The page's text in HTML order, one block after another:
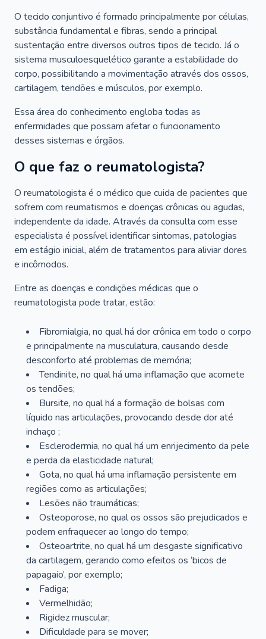
O tecido conjuntivo é formado principalmente por células,
substância fundamental e fibras, sendo a principal
sustentação entre diversos outros tipos de tecido. Já o
sistema musculoesquelético garante a estabilidade do
corpo, possibilitando a movimentação através dos ossos,
cartilagem, tendões e músculos, por exemplo.
Essa área do conhecimento engloba todas as
enfermidades que possam afetar o funcionamento
desses sistemas e órgãos.
O que faz o reumatologista?
O reumatologista é o médico que cuida de pacientes que
sofrem com reumatismos e doenças crônicas ou agudas,
independente da idade. Através da consulta com esse
especialista é possível identificar sintomas, patologias
em estágio inicial, além de tratamentos para aliviar dores
e incômodos.
Entre as doenças e condições médicas que o
reumatologista pode tratar, estão:
Fibromialgia, no qual há dor crônica em todo o corpo
e principalmente na musculatura, causando desde
desconforto até problemas de memória;
Tendinite, no qual há uma inflamação que acomete
os tendões;
Bursite, no qual há a formação de bolsas com
líquido nas articulações, provocando desde dor até
inchaço ;
Esclerodermia, no qual há um enrijecimento da pele
e perda da elasticidade natural;
Gota, no qual há uma inflamação persistente em
regiões como as articulações;
Lesões não traumáticas;
Osteoporose, no qual os ossos são prejudicados e
podem enfraquecer ao longo do tempo;
Osteoartrite, no qual há um desgaste significativo
da cartilagem, gerando como efeitos os ‘bicos de
papagaio’, por exemplo;
Fadiga;
Vermelhidão;
Rigidez muscular;
Dificuldade para se mover;